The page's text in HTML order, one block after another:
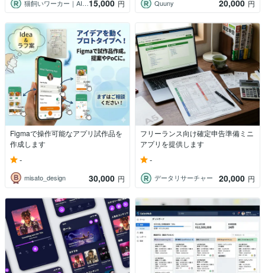
猫飼いワーカー｜AI活用支援 15,000 円 Quuny 20,000 円
Figmaで操作可能なアプリ試作品を
作成します
-
misato_design 30,000 円
フリーランス向け確定申告準備ミニ
アプリを提供します
-
データリサーチャー 20,000 円